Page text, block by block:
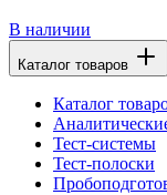
В наличии
Каталог товаров
Каталог
Тест-системы
Тест-полоски